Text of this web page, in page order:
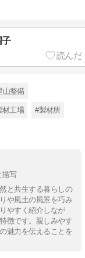
子
山整備
材工場 #製材所
描写
と共生する暮らしの
や風土の風景を巧み
やすく紹介しなが
徴です。親しみやす
魅力を伝えることを